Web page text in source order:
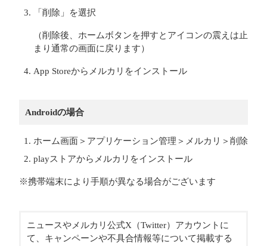
「削除」を選択
（削除後、ホームボタンを押すとアイコンの震えは止
まり通常の画面に戻ります）
App Storeからメルカリをインストール
Androidの場合
ホーム画面＞アプリケーション管理＞メルカリ＞削除
playストアからメルカリをインストール
※携帯端末により手順が異なる場合がございます
ニュースやメルカリ公式X（Twitter）アカウントに
て、キャンペーンや不具合情報等について掲載する